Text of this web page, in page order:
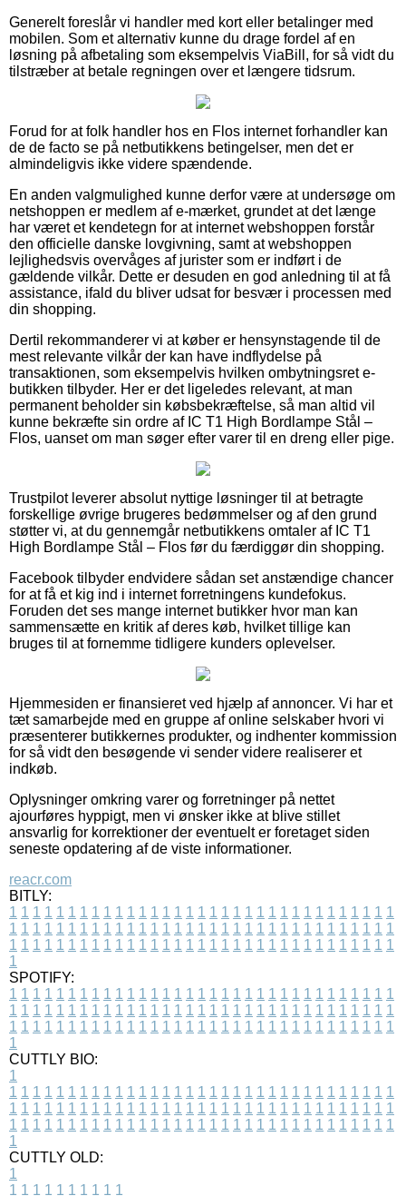
Generelt foreslår vi handler med kort eller betalinger med
mobilen. Som et alternativ kunne du drage fordel af en
løsning på afbetaling som eksempelvis ViaBill, for så vidt du
tilstræber at betale regningen over et længere tidsrum.
Forud for at folk handler hos en Flos internet forhandler kan
de de facto se på netbutikkens betingelser, men det er
almindeligvis ikke videre spændende.
En anden valgmulighed kunne derfor være at undersøge om
netshoppen er medlem af e-mærket, grundet at det længe
har været et kendetegn for at internet webshoppen forstår
den officielle danske lovgivning, samt at webshoppen
lejlighedsvis overvåges af jurister som er indført i de
gældende vilkår. Dette er desuden en god anledning til at få
assistance, ifald du bliver udsat for besvær i processen med
din shopping.
Dertil rekommanderer vi at køber er hensynstagende til de
mest relevante vilkår der kan have indflydelse på
transaktionen, som eksempelvis hvilken ombytningsret e-
butikken tilbyder. Her er det ligeledes relevant, at man
permanent beholder sin købsbekræftelse, så man altid vil
kunne bekræfte sin ordre af IC T1 High Bordlampe Stål –
Flos, uanset om man søger efter varer til en dreng eller pige.
Trustpilot leverer absolut nyttige løsninger til at betragte
forskellige øvrige brugeres bedømmelser og af den grund
støtter vi, at du gennemgår netbutikkens omtaler af IC T1
High Bordlampe Stål – Flos før du færdiggør din shopping.
Facebook tilbyder endvidere sådan set anstændige chancer
for at få et kig ind i internet forretningens kundefokus.
Foruden det ses mange internet butikker hvor man kan
sammensætte en kritik af deres køb, hvilket tillige kan
bruges til at fornemme tidligere kunders oplevelser.
Hjemmesiden er finansieret ved hjælp af annoncer. Vi har et
tæt samarbejde med en gruppe af online selskaber hvori vi
præsenterer butikkernes produkter, og indhenter kommission
for så vidt den besøgende vi sender videre realiserer et
indkøb.
Oplysninger omkring varer og forretninger på nettet
ajourføres hyppigt, men vi ønsker ikke at blive stillet
ansvarlig for korrektioner der eventuelt er foretaget siden
seneste opdatering af de viste informationer.
reacr.com
BITLY:
1 1 1 1 1 1 1 1 1 1 1 1 1 1 1 1 1 1 1 1 1 1 1 1 1 1 1 1 1 1 1 1 1
1 1 1 1 1 1 1 1 1 1 1 1 1 1 1 1 1 1 1 1 1 1 1 1 1 1 1 1 1 1 1 1 1
1 1 1 1 1 1 1 1 1 1 1 1 1 1 1 1 1 1 1 1 1 1 1 1 1 1 1 1 1 1 1 1 1
1
SPOTIFY:
1 1 1 1 1 1 1 1 1 1 1 1 1 1 1 1 1 1 1 1 1 1 1 1 1 1 1 1 1 1 1 1 1
1 1 1 1 1 1 1 1 1 1 1 1 1 1 1 1 1 1 1 1 1 1 1 1 1 1 1 1 1 1 1 1 1
1 1 1 1 1 1 1 1 1 1 1 1 1 1 1 1 1 1 1 1 1 1 1 1 1 1 1 1 1 1 1 1 1
1
CUTTLY BIO:
1
1 1 1 1 1 1 1 1 1 1 1 1 1 1 1 1 1 1 1 1 1 1 1 1 1 1 1 1 1 1 1 1 1
1 1 1 1 1 1 1 1 1 1 1 1 1 1 1 1 1 1 1 1 1 1 1 1 1 1 1 1 1 1 1 1 1
1 1 1 1 1 1 1 1 1 1 1 1 1 1 1 1 1 1 1 1 1 1 1 1 1 1 1 1 1 1 1 1 1
1
CUTTLY OLD:
1
1 1 1 1 1 1 1 1 1 1